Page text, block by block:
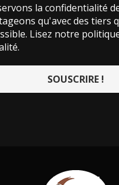
la confidentialité
qu'avec des tiers
Lisez notre